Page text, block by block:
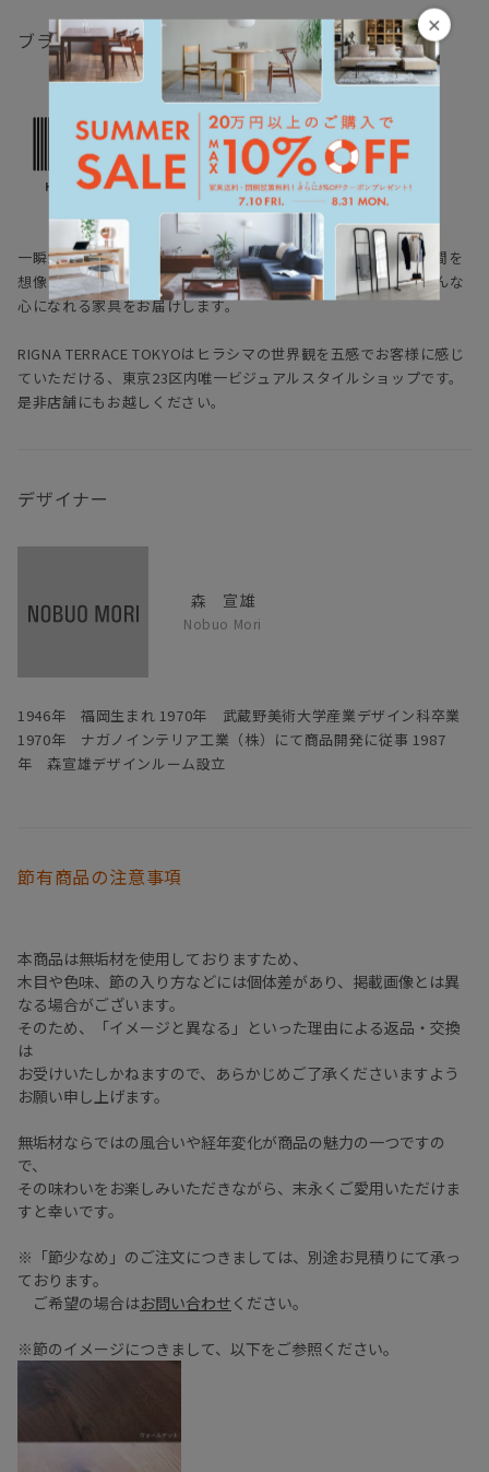
×
ブランド
ヒラシマ
HIRASHIMA
一瞬だとしても、一目見て ときめいたり わくわくしたり空間を
想像して楽しめたり 和んだり・・・ヒラシマは、少しでもそんな
心になれる家具をお届けします。
RIGNA TERRACE TOKYOはヒラシマの世界観を五感でお客様に感じ
ていただける、東京23区内唯一ビジュアルスタイルショップです。
是非店舗にもお越しください。
デザイナー
森 宣雄
Nobuo Mori
1946年 福岡生まれ 1970年 武蔵野美術大学産業デザイン科卒業
1970年 ナガノインテリア工業（株）にて商品開発に従事 1987
年 森宣雄デザインルーム設立
節有商品の注意事項
本商品は無垢材を使用しておりますため、
木目や色味、節の入り方などには個体差があり、掲載画像とは異
なる場合がございます。
そのため、「イメージと異なる」といった理由による返品・交換
は
お受けいたしかねますので、あらかじめご了承くださいますよう
お願い申し上げます。
無垢材ならではの風合いや経年変化が商品の魅力の一つですの
で、
その味わいをお楽しみいただきながら、末永くご愛用いただけま
すと幸いです。
※「節少なめ」のご注文につきましては、別途お見積りにて承っ
ております。
ご希望の場合はお問い合わせ ください。
※節のイメージにつきまして、以下をご参照ください。